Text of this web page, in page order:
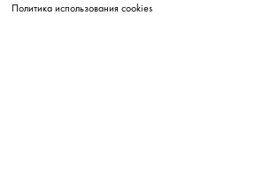
Политика использования cookies